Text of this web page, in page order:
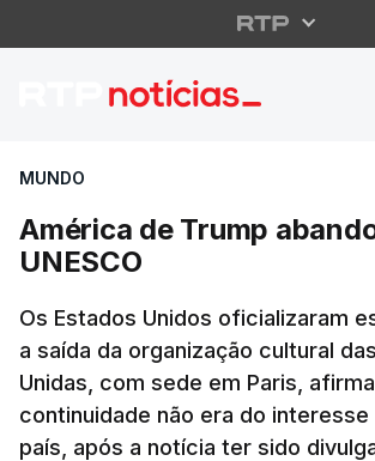
América de
MUNDO
América de Trump
UNESCO
Os Estados Unidos oficializaram
a saída da organização cultural
Unidas, com sede em Paris,
continuidade não era do interesse
país, após a notícia ter sido